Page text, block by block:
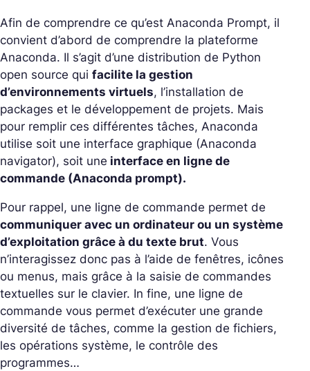
Afin de comprendre ce qu’est Anaconda Prompt, il
convient d’abord de comprendre la plateforme
Anaconda. Il s’agit d’une distribution de Python
open source qui facilite la gestion
d’environnements virtuels, l’installation de
packages et le développement de projets. Mais
pour remplir ces différentes tâches, Anaconda
utilise soit une interface graphique (Anaconda
navigator), soit une interface en ligne de
commande (Anaconda prompt).
Pour rappel, une ligne de commande permet de
communiquer avec un ordinateur ou un système
d’exploitation grâce à du texte brut. Vous
n’interagissez donc pas à l’aide de fenêtres, icônes
ou menus, mais grâce à la saisie de commandes
textuelles sur le clavier. In fine, une ligne de
commande vous permet d’exécuter une grande
diversité de tâches, comme la gestion de fichiers,
les opérations système, le contrôle des
programmes…